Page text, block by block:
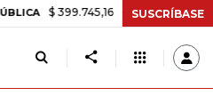
$ 399.745,16 +$ 2.295,71 +0,58%
SUSCRÍBASE